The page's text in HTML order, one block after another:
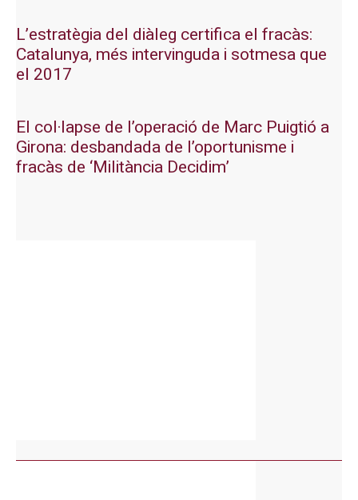
L’estratègia del diàleg certifica el fracàs:
Catalunya, més intervinguda i sotmesa que
el 2017
El col·lapse de l’operació de Marc Puigtió a
Girona: desbandada de l’oportunisme i
fracàs de ‘Militància Decidim’